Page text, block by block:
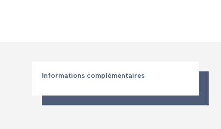
Informations complémentaires